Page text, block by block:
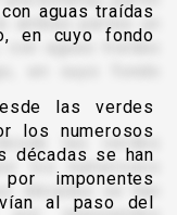
aguas traídas
en cuyo fondo
las verdes
los numerosos
décadas se han
imponentes
al paso del